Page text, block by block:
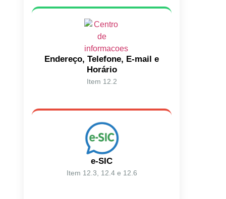
Endereço, Telefone, E-mail e
Horário
Item 12.2
e-SIC
Item 12.3, 12.4 e 12.6